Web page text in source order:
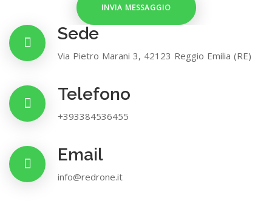
Sede
Via Pietro Marani 3, 42123 Reggio Emilia (RE)
Telefono
+393384536455
Email
info@redrone.it